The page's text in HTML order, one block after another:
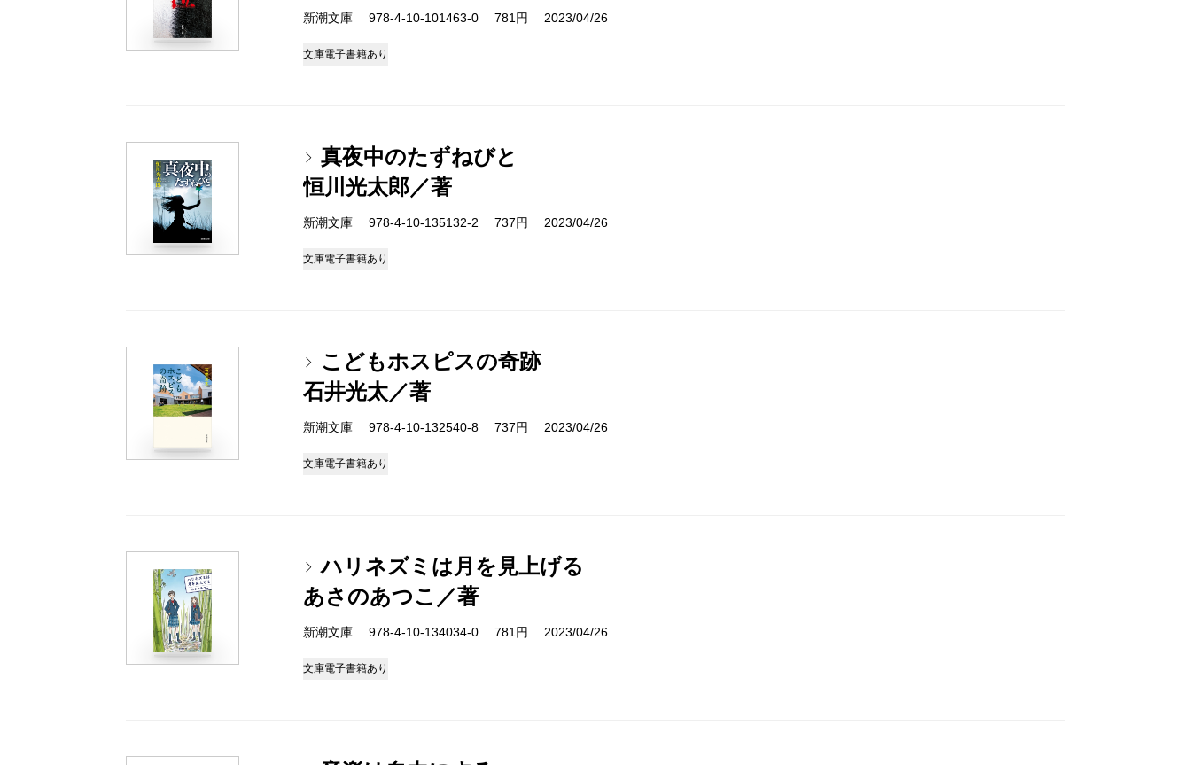
新潮文庫 978-4-10-101463-0 781円 2023/04/26
文庫電子書籍あり
真夜中のたずねびと
恒川光太郎／著
新潮文庫 978-4-10-135132-2 737円 2023/04/26
文庫電子書籍あり
こどもホスピスの奇跡
石井光太／著
新潮文庫 978-4-10-132540-8 737円 2023/04/26
文庫電子書籍あり
ハリネズミは月を見上げる
あさのあつこ／著
新潮文庫 978-4-10-134034-0 781円 2023/04/26
文庫電子書籍あり